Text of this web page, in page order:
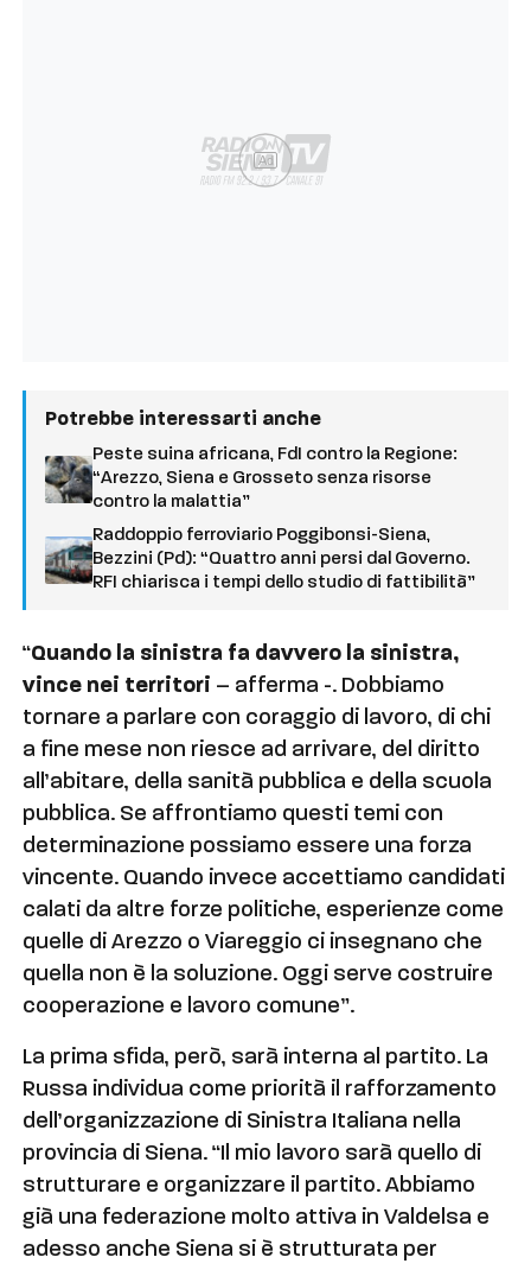
Ad
Potrebbe interessarti anche
Peste suina africana, FdI contro la Regione:
“Arezzo, Siena e Grosseto senza risorse
contro la malattia”
Raddoppio ferroviario Poggibonsi-Siena,
Bezzini (Pd): “Quattro anni persi dal Governo.
RFI chiarisca i tempi dello studio di fattibilità”
“Quando la sinistra fa davvero la sinistra,
vince nei territori – afferma -. Dobbiamo
tornare a parlare con coraggio di lavoro, di chi
a fine mese non riesce ad arrivare, del diritto
all’abitare, della sanità pubblica e della scuola
pubblica. Se affrontiamo questi temi con
determinazione possiamo essere una forza
vincente. Quando invece accettiamo candidati
calati da altre forze politiche, esperienze come
quelle di Arezzo o Viareggio ci insegnano che
quella non è la soluzione. Oggi serve costruire
cooperazione e lavoro comune”.
La prima sfida, però, sarà interna al partito. La
Russa individua come priorità il rafforzamento
dell’organizzazione di Sinistra Italiana nella
provincia di Siena. “Il mio lavoro sarà quello di
strutturare e organizzare il partito. Abbiamo
già una federazione molto attiva in Valdelsa e
adesso anche Siena si è strutturata per